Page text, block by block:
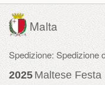
Malta
Spedizione: Spedizione
2025 Maltese